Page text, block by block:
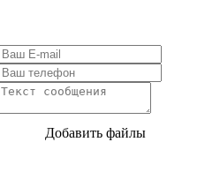
Добавить файлы